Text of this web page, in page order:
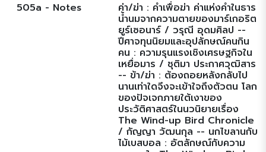
505a - Notes ค่า/ฆ่า : คำเพื่อฆ่า ค่าแห่งคำในธาร
น้ำนมจากความตายของมาร์เกอริต
ยูร์เซอนาร์ / วรุณี อุดมศิลป --
ปีศาจทุนนิยมและอุปลักษณ์คนกิน
คน : ความรุนแรงเชิงเศรษฐกิจใน
เหยื่อมาร / ชุติมา ประกาศวุฒิสาร
-- ข้า/ฆ่า : ต้องถอยหลังกลับไป
นานเท่าใดจึงจะเข้าใจถึงตัวตน โลก
ของปัจเจกภายใต้เงาของ
ประวัติศาสตร์ในนวนิยายเรื่อง
The Wind-up Bird Chronicle
/ กัญญา วัฒนกุล -- นกไขลานกับ
ไม้เบสบอล : อัตลักษณ์กับความ